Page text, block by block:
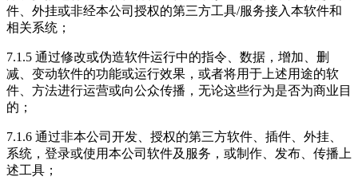
件、外挂或非经本公司授权的第三方工具/服务接入本软件和
相关系统；
7.1.5 通过修改或伪造软件运行中的指令、数据，增加、删
减、变动软件的功能或运行效果，或者将用于上述用途的软
件、方法进行运营或向公众传播，无论这些行为是否为商业目
的；
7.1.6 通过非本公司开发、授权的第三方软件、插件、外挂、
系统，登录或使用本公司软件及服务，或制作、发布、传播上
述工具；